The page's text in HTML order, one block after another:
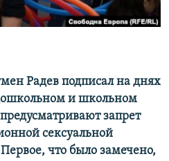
Радев подписал на днях
и школьном
запрет
сексуальной
что было замечено,